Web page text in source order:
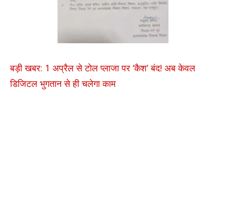
बड़ी खबर: 1 अप्रैल से टोल प्लाजा पर ‘कैश’ बंद! अब केवल
डिजिटल भुगतान से ही चलेगा काम